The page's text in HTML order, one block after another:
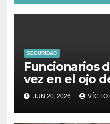
SEGURIDAD
Funcionarios
vez en el ojo
denuncian a
Ayuntamiento
abuso sexual
JUN 20, 2026